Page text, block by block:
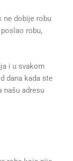
ne dobije robu
robu,
i u svakom
dana kada ste
našu adresu